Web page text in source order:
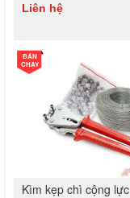
Liên hệ
BÁN
CHẠY
Kìm kẹp chì cộng lực